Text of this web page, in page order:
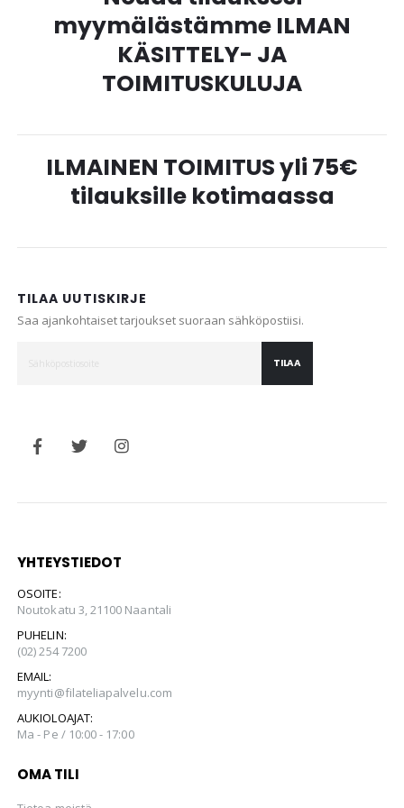
myymälästämme ILMAN
KÄSITTELY- JA
TOIMITUSKULUJA
ILMAINEN TOIMITUS yli 75€
tilauksille kotimaassa
TILAA UUTISKIRJE
Saa ajankohtaiset tarjoukset suoraan sähköpostiisi.
TILAA
YHTEYSTIEDOT
OSOITE:
Noutokatu 3, 21100 Naantali
PUHELIN:
(02) 254 7200
EMAIL:
myynti@filateliapalvelu.com
AUKIOLOAJAT:
Ma - Pe / 10:00 - 17:00
OMA TILI